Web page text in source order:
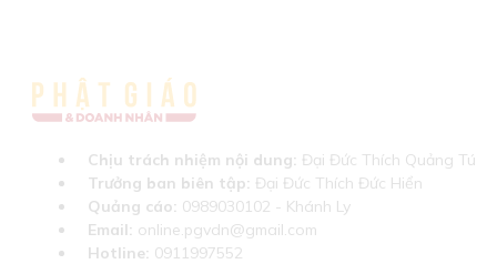
Chịu trách nhiệm nội dung: Đại Đức Thích Quảng Tú
Trưởng ban biên tập: Đại Đức Thích Đức Hiển
Quảng cáo: 0989030102 - Khánh Ly
Email: online.pgvdn@gmail.com
Hotline: 0911997552